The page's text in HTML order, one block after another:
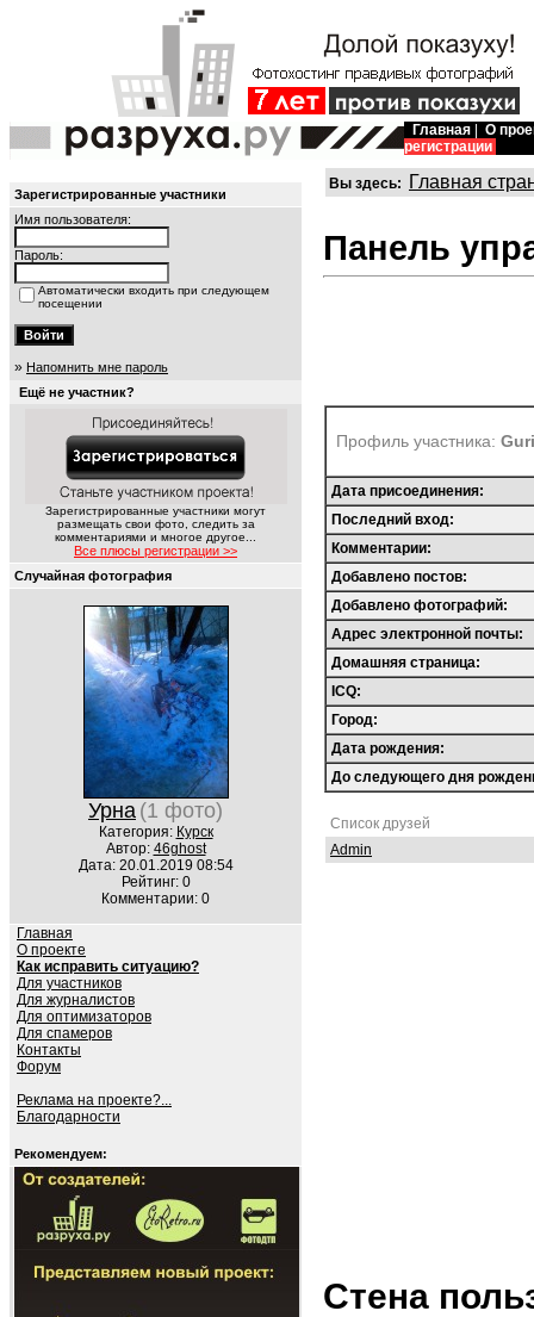
Главная
О
регистрации
Зарегистрированные участники
Имя пользователя:
Пароль:
Автоматически входить при следующем
посещении
» Напомнить мне пароль
Ещё не участник?
Зарегистрированные участники могут
размещать свои фото, следить за
комментариями и многое другое...
Все плюсы регистрации >>
Случайная фотография
Урна (1 фото)
Категория: Курск
Автор: 46ghost
Дата: 20.01.2019 08:54
Рейтинг: 0
Комментарии: 0
Главная
О проекте
Как исправить ситуацию?
Для участников
Для журналистов
Для оптимизаторов
Для спамеров
Контакты
Форум
Реклама на проекте?...
Благодарности
Рекомендуем:
Вы здесь: Главная
Панель
Профиль участника:
Дата присоединения:
Последний вход:
Комментарии:
Добавлено постов:
Добавлено фотографий:
Адрес электронной почты:
Домашняя страница:
ICQ:
Город:
Дата рождения:
До следующего дня
Список друзей
Admin
Стена